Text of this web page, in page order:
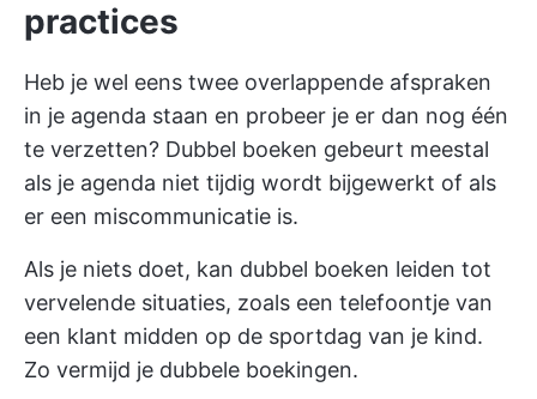
practices
Heb je wel eens twee overlappende afspraken
in je agenda staan en probeer je er dan nog één
te verzetten? Dubbel boeken gebeurt meestal
als je agenda niet tijdig wordt bijgewerkt of als
er een miscommunicatie is.
Als je niets doet, kan dubbel boeken leiden tot
vervelende situaties, zoals een telefoontje van
een klant midden op de sportdag van je kind.
Zo vermijd je dubbele boekingen.